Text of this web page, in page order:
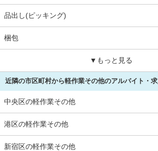
品出し(ピッキング)
梱包
▼もっと見る
近隣の市区町村から軽作業その他のアルバイト・
中央区の軽作業その他
港区の軽作業その他
新宿区の軽作業その他